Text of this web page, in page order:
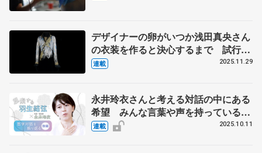
デザイナーの卵がいつか浅田真央さん
の衣装を作ると決心するまで 試行錯
誤の日々、２週間で仕上げた羽生結弦
連載 2025.11.29
永井玲衣さんと考える対話の中にある
希望 みんな言葉や声を持っていると
いうシンプルな事実【後編】
連載 2025.10.11